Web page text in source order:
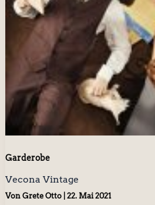
Garderobe
Vecona Vintage
Von Grete Otto 22. Mai 2021